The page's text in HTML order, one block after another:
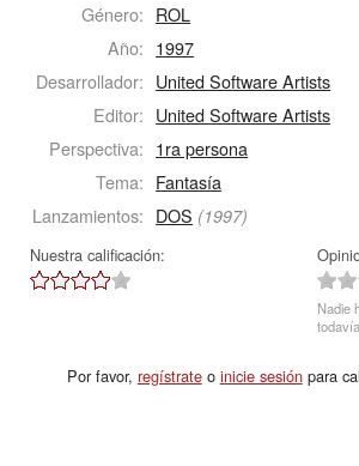
Género: ROL
Año: 1997
Desarrollador: United Software Artists
Editor: United Software Artists
Perspectiva: 1ra persona
Tema: Fantasía
Lanzamientos: DOS (1997)
Nuestra calificación:
Nadie
todavía.
Por favor, regístrateo inicie sesiónpara